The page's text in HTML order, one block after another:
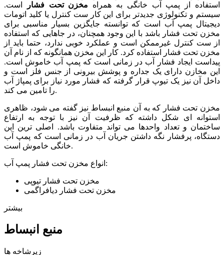
استفاده از پمپ آب خانگی به همراه مخزن تحت فشار
است.
سیستم و تکنولوژی جدیدتر برای این کار ست کنترل یا کلید اتومات
دیجیتال پمپ آب است که توانسته جایگزین بسیار مناسبی برای
مخزن تحت فشار باشد با این وجود همچنان، در جاهایی که استفاده
از ست کنترل غیرممکن است و عملکرد خوبی ندارد، حتما باید از
مخزن تحت فشار استفاده کرد. کار این مخزن همانگونه که از نام آن
پیداست ایجاد فشار آب در زمانی است که پمپ آب خاموش است.
این مخازن دارای یک جداره و پوشش بیرونی از جنس فلز است و
داخل آن نیز یک تیوپ قرار گرفته که فشار مورد نیاز برای پمپاژ آب
را تامین می کند.
مخزن تحت فشار که به آن منبع انبساط نیز گفته می شود، ظاهری
استوانه ای شکل داشته که ظرفیت آن نیز با توجه به ارتفاع
ساختمان و تعداد واحدها می تواند متفاوت باشد. اصلی ترین این
دستگاه، پرفشار نگه داشتن جریان آب در زمانی است که پمپ آب
خانگی خاموش است.
انواع مخزن تحت فشار پمپ آب:
مخزن تحت فشار تیوپی
مخزن تحت فشار دیافراگمی
بیشتر
زیرشاخه ها